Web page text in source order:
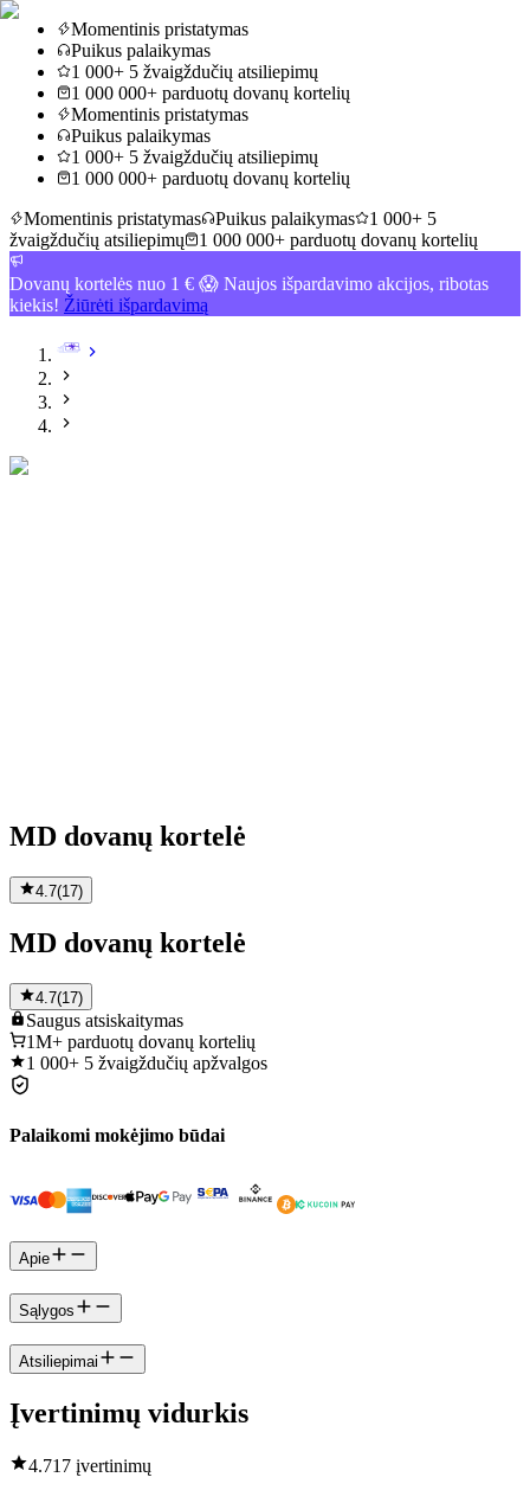
Momentinis pristatymas
Puikus palaikymas
1 000+ 5 žvaigždučių atsiliepimų
1 000 000+ parduotų dovanų kortelių
Momentinis pristatymas
Puikus palaikymas
1 000+ 5 žvaigždučių atsiliepimų
1 000 000+ parduotų dovanų kortelių
Momentinis pristatymas
Puikus palaikymas
1 000+ 5
žvaigždučių atsiliepimų
1 000 000+ parduotų dovanų kortelių
Dovanų kortelės nuo 1 € 😱 Naujos išpardavimo akcijos, ribotas
kiekis! Žiūrėti išpardavimą
MD dovanų kortelė
4.7(17)
MD dovanų kortelė
4.7(17)
Saugus atsiskaitymas
1M+ parduotų dovanų kortelių
1 000+ 5 žvaigždučių apžvalgos
Palaikomi mokėjimo būdai
Apie
Sąlygos
Atsiliepimai
Įvertinimų vidurkis
4.717 įvertinimų